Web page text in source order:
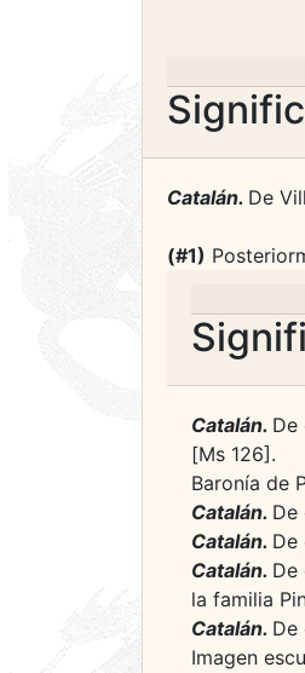
Catalán. De
(#1)
Catalán. De
[Ms 126].
Baronía de
Catalán. De
Catalán. De
Catalán. De
la familia
Catalán. De
Imagen